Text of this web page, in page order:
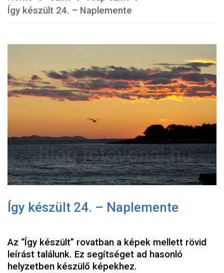
Így készült 24. – Naplemente
Így készült 24. – Naplemente
Az “Így készült” rovatban a képek mellett rövid
leírást találunk. Ez segítséget ad hasonló
helyzetben készülő képekhez.